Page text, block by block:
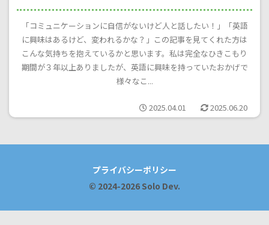
「コミュニケーションに自信がないけど人と話したい！」「英語
に興味はあるけど、変われるかな？」この記事を見てくれた方は
こんな気持ちを抱えているかと思います。私は完全なひきこもり
期間が３年以上ありましたが、英語に興味を持っていたおかげで
様々なこ...
2025.04.01 2025.06.20
プライバシーポリシー
© 2024-2026 Solo Dev.